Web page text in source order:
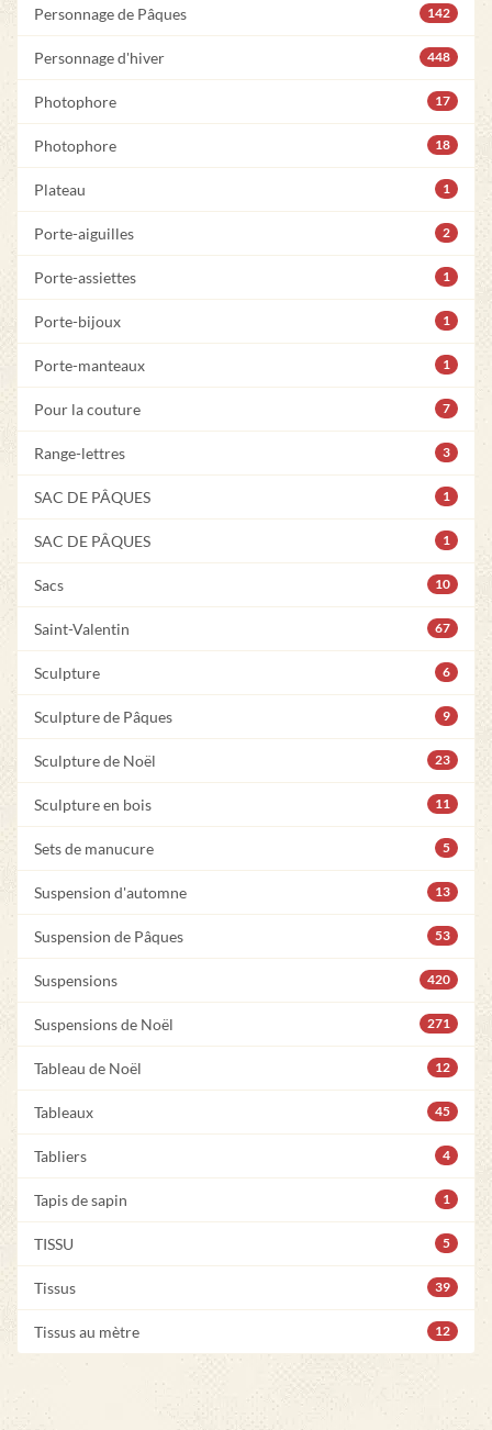
Personnage de Pâques 142
Personnage d'hiver 448
Photophore 17
Photophore 18
Plateau 1
Porte-aiguilles 2
Porte-assiettes 1
Porte-bijoux 1
Porte-manteaux 1
Pour la couture 7
Range-lettres 3
SAC DE PÂQUES 1
SAC DE PÂQUES 1
Sacs 10
Saint-Valentin 67
Sculpture 6
Sculpture de Pâques 9
Sculpture de Noël 23
Sculpture en bois 11
Sets de manucure 5
Suspension d'automne 13
Suspension de Pâques 53
Suspensions 420
Suspensions de Noël 271
Tableau de Noël 12
Tableaux 45
Tabliers 4
Tapis de sapin 1
TISSU 5
Tissus 39
Tissus au mètre 12